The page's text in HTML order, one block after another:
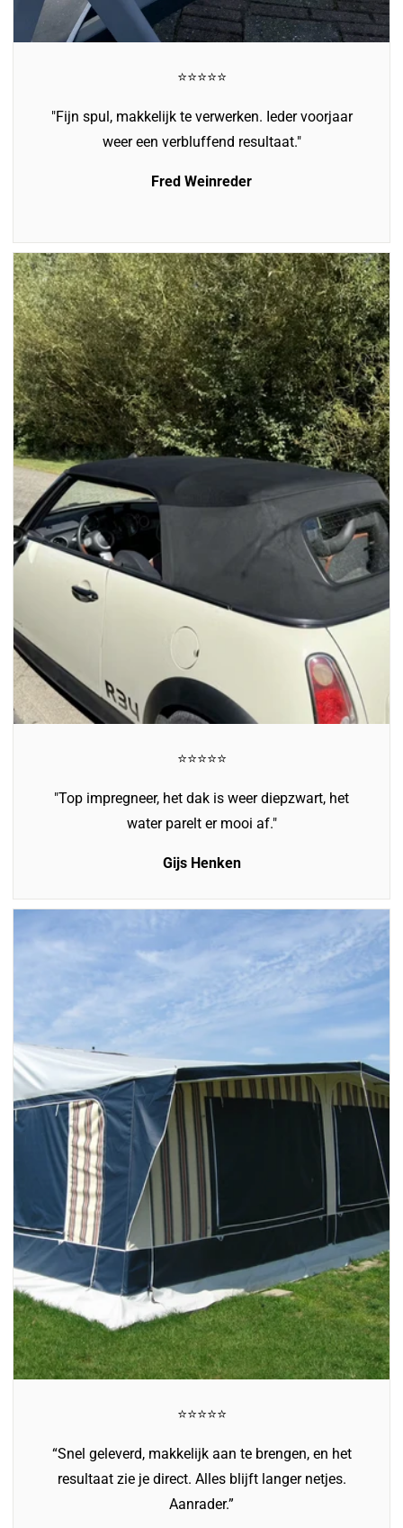
⭐️⭐️⭐️⭐️⭐️
"Fijn spul, makkelijk te verwerken. Ieder voorjaar
weer een verbluffend resultaat."
Fred Weinreder
⭐️⭐️⭐️⭐️⭐️
"Top impregneer, het dak is weer diepzwart, het
water parelt er mooi af."
Gijs Henken
⭐️⭐️⭐️⭐️⭐️
“Snel geleverd, makkelijk aan te brengen, en het
resultaat zie je direct. Alles blijft langer netjes.
Aanrader.”